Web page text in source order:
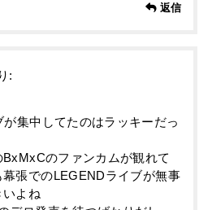
返信
:
集中してたのはラッキーだっ
のファンカムが観れて
張でのLEGENDライブが無事
いよね